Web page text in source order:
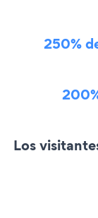
250%
Los